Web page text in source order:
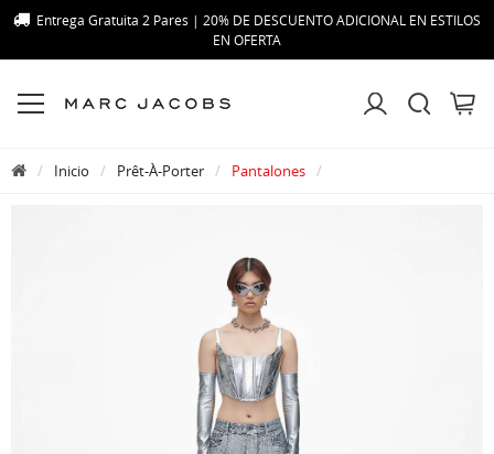
Entrega Gratuita 2 Pares | 20% DE DESCUENTO ADICIONAL EN ESTILOS
EN OFERTA
Inicio Prêt-À-Porter Pantalones